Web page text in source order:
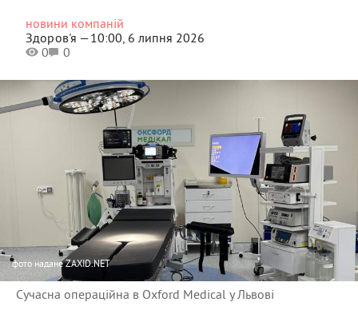
новини компаній
Здоров'я —10:00, 6 липня 2026
0
0
фото надане ZAXID.NET
Сучасна операційна в Oxford Medical у Львові